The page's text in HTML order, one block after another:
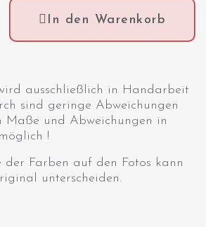
In den Warenkorb
ausschließlich in Handarbeit
sind geringe Abweichungen
Maße und Abweichungen in
!
der Farben auf den Fotos kann
unterscheiden.